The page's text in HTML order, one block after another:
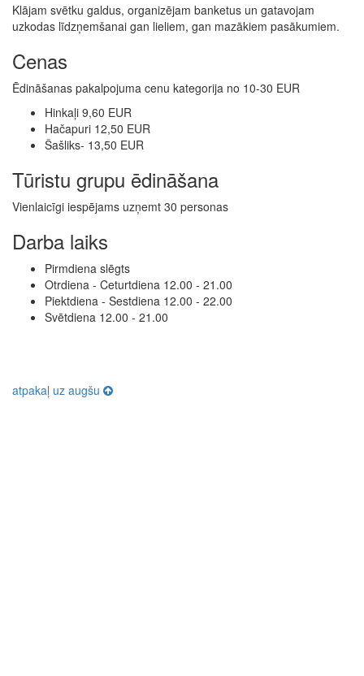
Klājam svētku galdus, organizējam banketus un gatavojam
uzkodas līdzņemšanai gan lieliem, gan mazākiem pasākumiem.
Cenas
Ēdināšanas pakalpojuma cenu kategorija no 10-30 EUR
Hinkaļi 9,60 EUR
Hačapuri 12,50 EUR
Šašliks- 13,50 EUR
Tūristu grupu ēdināšana
Vienlaicīgi iespējams uzņemt 30 personas
Darba laiks
Pirmdiena slēgts
Otrdiena - Ceturtdiena 12.00 - 21.00
Piektdiena - Sestdiena 12.00 - 22.00
Svētdiena 12.00 - 21.00
atpakaļ uz augšu